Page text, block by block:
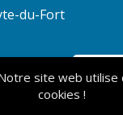
site web utilise
cookies !
du-Fort